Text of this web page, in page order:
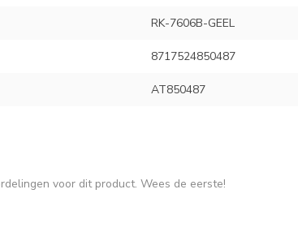
Maxx Kofferset:
cijfersloten
RK-7606B-GEEL
8717524850487
AT850487
voor dit product. Wees de eerste!